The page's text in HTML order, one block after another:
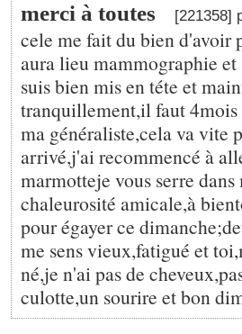
merci à toutes [221358]
cele me fait du bien d'avoir
aura lieu mammographie
suis bien mis en téte et
tranquillement,il faut
ma généraliste,cela va vite
arrivé,j'ai recommencé à
marmotteje vous serre
chaleurosité amicale,à
pour égayer ce
me sens vieux,fatigué et
né,je n'ai pas de
culotte,un sourire et bon